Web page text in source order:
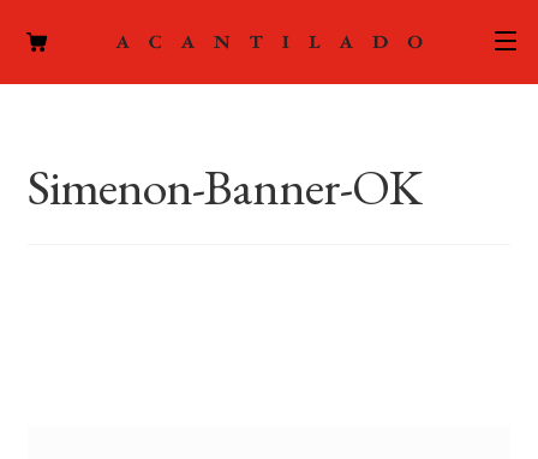
AUTORES
Simenon-Banner-OK